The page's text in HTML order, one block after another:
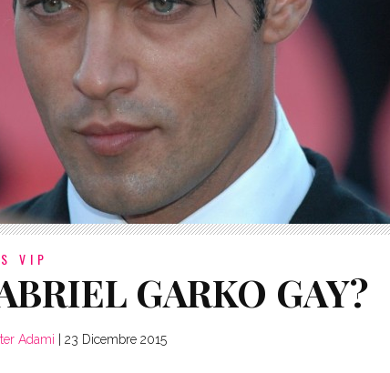
VIP
GARKO GAY?
Adami 23 Dicembre 2015